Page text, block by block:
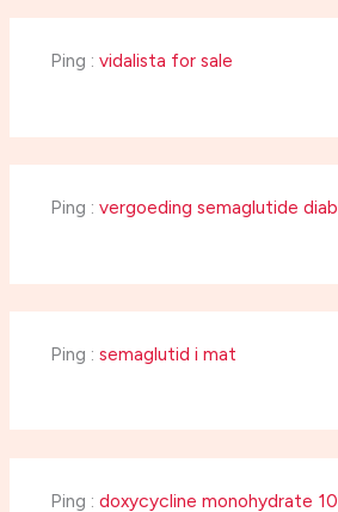
Ping : vidalista for sale
Ping : vergoeding semaglutide
Ping : semaglutid i mat
Ping : doxycycline monohydrate